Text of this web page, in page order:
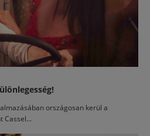
országosan kerül a
Cassel...